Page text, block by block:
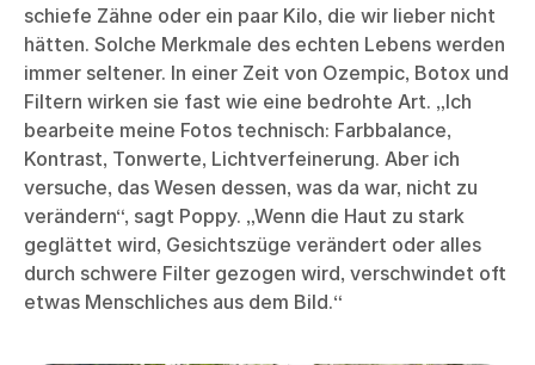
schiefe Zähne oder ein paar Kilo, die wir lieber nicht
hätten. Solche Merkmale des echten Lebens werden
immer seltener. In einer Zeit von Ozempic, Botox und
Filtern wirken sie fast wie eine bedrohte Art. „Ich
bearbeite meine Fotos technisch: Farbbalance,
Kontrast, Tonwerte, Lichtverfeinerung. Aber ich
versuche, das Wesen dessen, was da war, nicht zu
verändern“, sagt Poppy. „Wenn die Haut zu stark
geglättet wird, Gesichtszüge verändert oder alles
durch schwere Filter gezogen wird, verschwindet oft
etwas Menschliches aus dem Bild.“